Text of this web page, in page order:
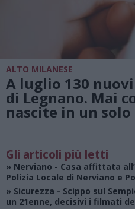
ALTO MILANESE
A luglio 130
di Legnano. Mai
nascite in un solo
Gli articoli più letti
» Nerviano - Casa affittata
Polizia Locale di Nerviano e
» Sicurezza - Scippo sul
un 21enne, decisivi i filmati